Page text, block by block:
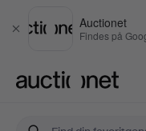
Luk
Auctionet
Findes på